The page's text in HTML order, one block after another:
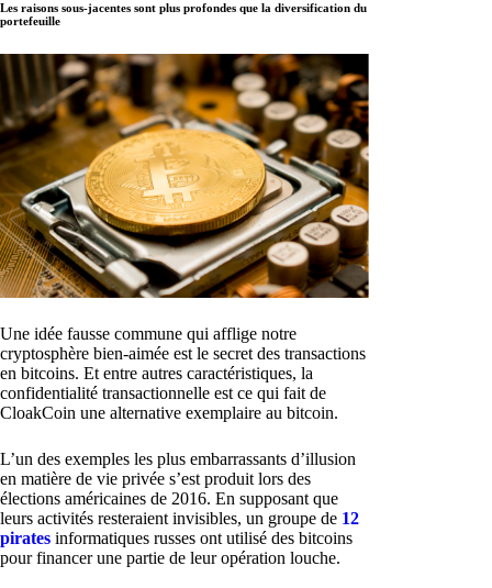
Les raisons sous-jacentes sont plus profondes que la diversification du
portefeuille
Une idée fausse commune qui afflige notre
cryptosphère bien-aimée est le secret des transactions
en bitcoins. Et entre autres caractéristiques, la
confidentialité transactionnelle est ce qui fait de
CloakCoin une alternative exemplaire au bitcoin.
L’un des exemples les plus embarrassants d’illusion
en matière de vie privée s’est produit lors des
élections américaines de 2016. En supposant que
leurs activités resteraient invisibles, un groupe de 12
pirates informatiques russes ont utilisé des bitcoins
pour financer une partie de leur opération louche.